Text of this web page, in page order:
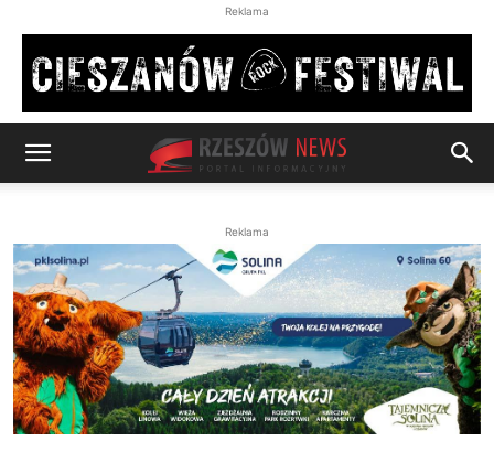
Reklama
Reklama